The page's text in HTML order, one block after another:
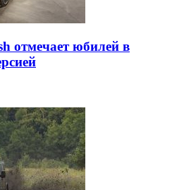
отмечает юбилей в